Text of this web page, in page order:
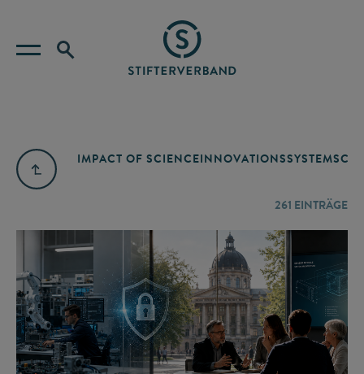
IMPACT OF SCIENCEINNOVATIONSSYSTEM
261 EINTRÄGE